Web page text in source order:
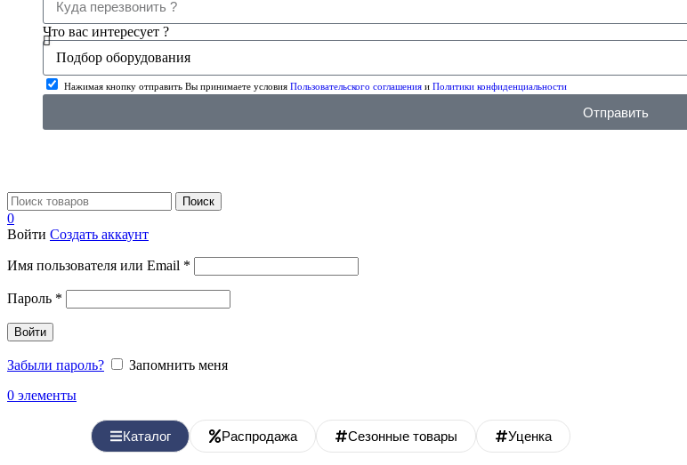
Что вас интересует ?
Нажимая кнопку отправить Вы принимаете условия Пользовательского соглашения и Политики конфиденциальности
Отправить
Поиск
0
Войти Создать аккаунт
Имя пользователя или Email *
Пароль *
Войти
Забыли пароль?
Запомнить меня
0 элементы
Каталог Распродажа Сезонные товары Уценка